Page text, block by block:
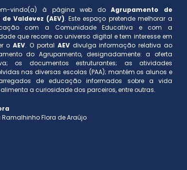
vindo(a) à página web doAgrupamento de
de Valdevez (AEV). Este espaço pretende melhorar a
com a Comunidade Educativa e com a
que recorre ao universo digital e tem interesse em
oAEV. O portal AEVdivulga informação relativa ao
do Agrupamento, designadamente: a oferta
os documentos estruturantes; as atividades
nas diversas escolas (PAA); mantém os alunos e
de educação informados sobre a vida
a curiosidade dos parceiros, entre outras.
Flora de Araújo